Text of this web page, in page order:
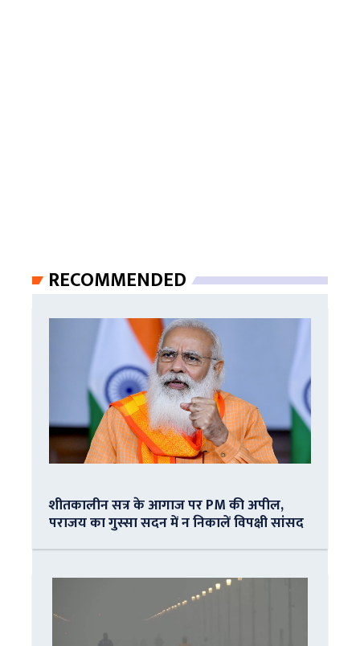
RECOMMENDED
शीतकालीन सत्र के आगाज पर PM की अपील,
पराजय का गुस्सा सदन में न निकालें विपक्षी सांसद